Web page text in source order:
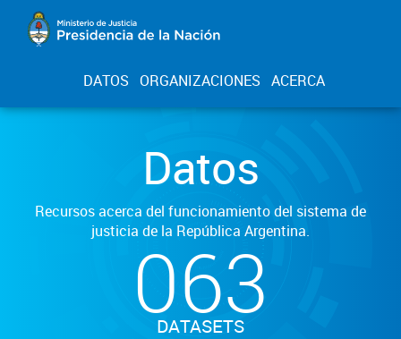
DATOS ORGANIZACIONES ACERCA
Datos
Recursos acerca del funcionamiento del sistema de
justicia de la República Argentina.
063
DATASETS